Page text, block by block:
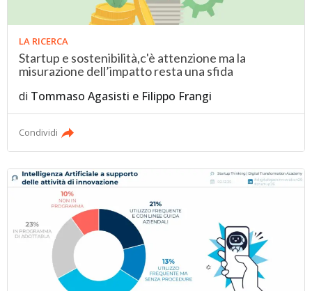
LA RICERCA
Startup e sostenibilità,c'è attenzione ma la
misurazione dell’impatto resta una sfida
di Tommaso Agasisti e Filippo Frangi
Condividi